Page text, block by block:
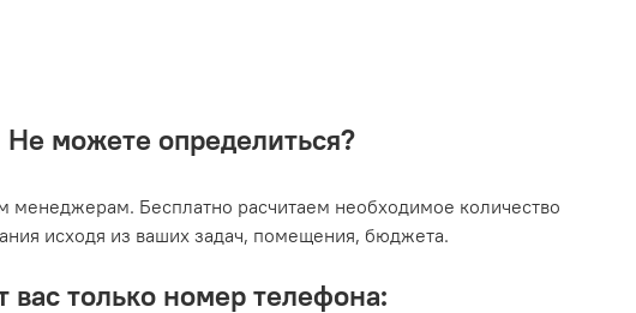
Не можете определиться?
менеджерам. Бесплатно расчитаем необходимое количество
исходя из ваших задач, помещения, бюджета.
вас только номер телефона: